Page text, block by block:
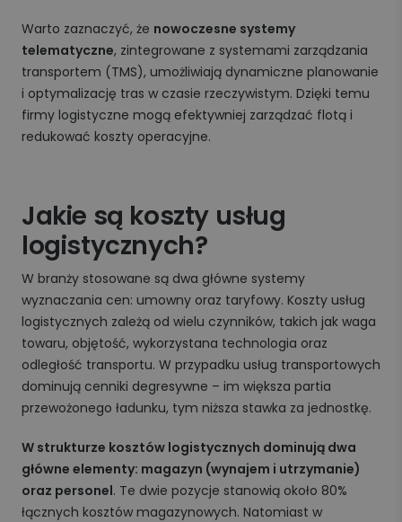
Warto zaznaczyć, że nowoczesne systemy
telematyczne, zintegrowane z systemami zarządzania
transportem (TMS), umożliwiają dynamiczne planowanie
i optymalizację tras w czasie rzeczywistym. Dzięki temu
firmy logistyczne mogą efektywniej zarządzać flotą i
redukować koszty operacyjne.
Jakie są koszty usług
logistycznych?
W branży stosowane są dwa główne systemy
wyznaczania cen: umowny oraz taryfowy. Koszty usług
logistycznych zależą od wielu czynników, takich jak waga
towaru, objętość, wykorzystana technologia oraz
odległość transportu. W przypadku usług transportowych
dominują cenniki degresywne – im większa partia
przewożonego ładunku, tym niższa stawka za jednostkę.
W strukturze kosztów logistycznych dominują dwa
główne elementy: magazyn (wynajem i utrzymanie)
oraz personel. Te dwie pozycje stanowią około 80%
łącznych kosztów magazynowych. Natomiast w